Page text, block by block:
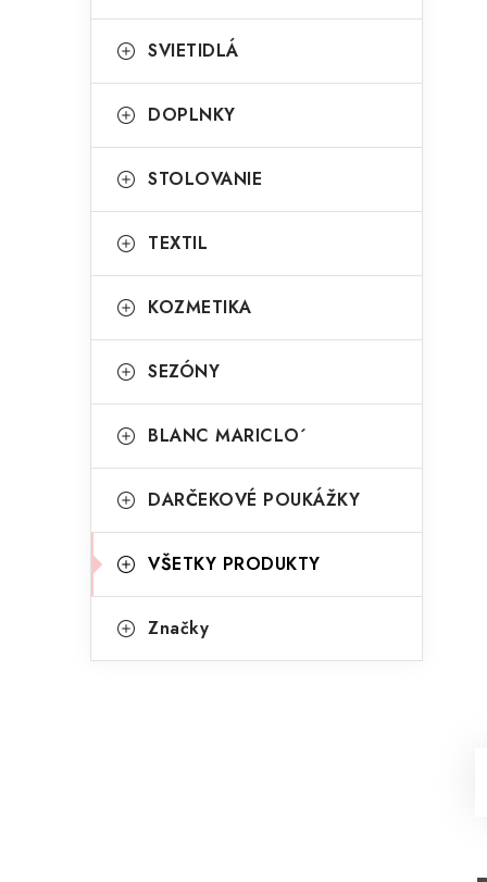
a
n
l
i
SVIETIDLÁ
DOPLNKY
STOLOVANIE
TEXTIL
KOZMETIKA
SEZÓNY
BLANC MARICLO´
DARČEKOVÉ POUKÁŽKY
VŠETKY PRODUKTY
Značky